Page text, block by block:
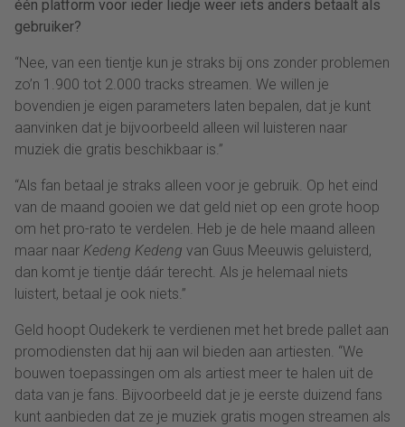
één platform voor ieder liedje weer iets anders betaalt als
gebruiker?
“Nee, van een tientje kun je straks bij ons zonder problemen
zo’n 1.900 tot 2.000 tracks streamen. We willen je
bovendien je eigen parameters laten bepalen, dat je kunt
aanvinken dat je bijvoorbeeld alleen wil luisteren naar
muziek die gratis beschikbaar is.”
“Als fan betaal je straks alleen voor je gebruik. Op het eind
van de maand gooien we dat geld niet op een grote hoop
om het pro-rato te verdelen. Heb je de hele maand alleen
maar naar Kedeng Kedeng van Guus Meeuwis geluisterd,
dan komt je tientje dáár terecht. Als je helemaal niets
luistert, betaal je ook niets.”
Geld hoopt Oudekerk te verdienen met het brede pallet aan
promodiensten dat hij aan wil bieden aan artiesten. “We
bouwen toepassingen om als artiest meer te halen uit de
data van je fans. Bijvoorbeeld dat je je eerste duizend fans
kunt aanbieden dat ze je muziek gratis mogen streamen als